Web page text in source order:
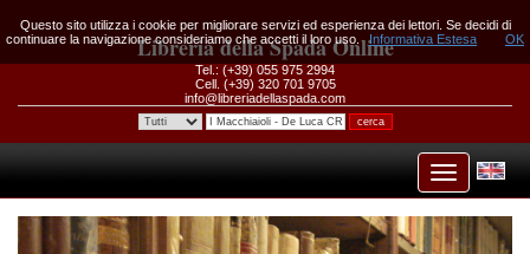
Libreria della Spada Online
Tel.: (+39) 055 975 2994
Cell. (+39) 320 701 9705
info@libreriadellaspada.com
Questo sito utilizza i cookie per migliorare servizi ed esperienza dei lettori. Se decidi di
continuare la navigazione consideriamo che accetti il loro uso.
Informativa Estesa OK